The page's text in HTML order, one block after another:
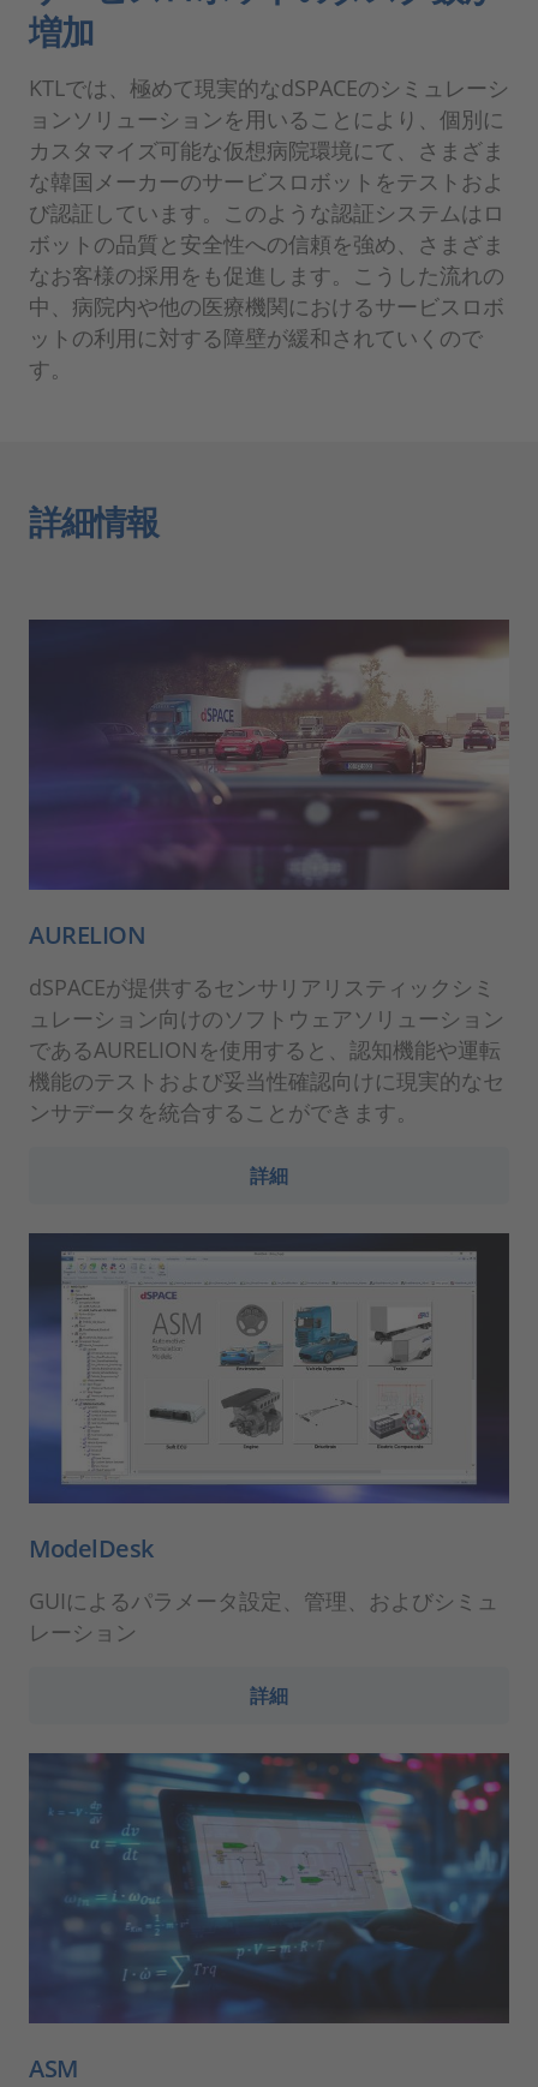
増加
KTLでは、極めて現実的なdSPACEのシミュレーシ
ョンソリューションを用いることにより、個別に
カスタマイズ可能な仮想病院環境にて、さまざま
な韓国メーカーのサービスロボットをテストおよ
び認証しています。このような認証システムはロ
ボットの品質と安全性への信頼を強め、さまざま
なお客様の採用をも促進します。こうした流れの
中、病院内や他の医療機関におけるサービスロボ
ットの利用に対する障壁が緩和されていくので
す。
詳細情報
AURELION
dSPACEが提供するセンサリアリスティックシミ
ュレーション向けのソフトウェアソリューション
であるAURELIONを使用すると、認知機能や運転
機能のテストおよび妥当性確認向けに現実的なセ
ンサデータを統合することができます。
詳細
ModelDesk
GUIによるパラメータ設定、管理、およびシミュ
レーション
詳細
ASM